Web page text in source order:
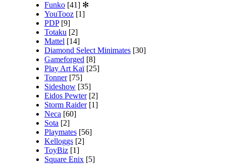
Funko [41] ✻
YouTooz [1]
PDP [9]
Totaku [2]
Mattel [14]
Diamond Select Minimates [30]
Gameforged [8]
Play Art Kaï [25]
Tonner [75]
Sideshow [35]
Eidos Pewter [2]
Storm Raider [1]
Neca [60]
Sota [2]
Playmates [56]
Kelloggs [2]
ToyBiz [1]
Square Enix [5]